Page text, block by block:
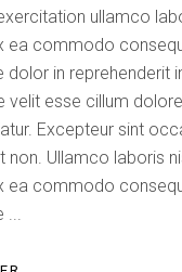
ullamco
ea commodo
dolor in reprehenderit
velit esse cillum
Excepteur sint
non. Ullamco laboris
ea commodo